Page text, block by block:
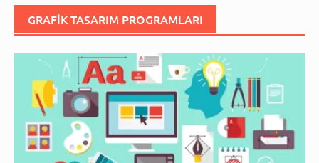
GRAFIK TASARIM PROGRAMLARI